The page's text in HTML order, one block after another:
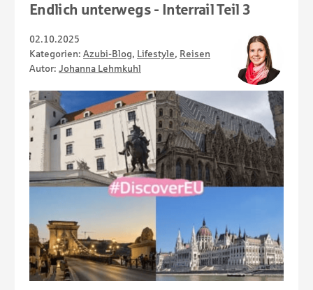
Endlich unterwegs - Interrail Teil 3
02.10.2025
Kategorien: Azubi-Blog, Lifestyle, Reisen
Autor: Johanna Lehmkuhl